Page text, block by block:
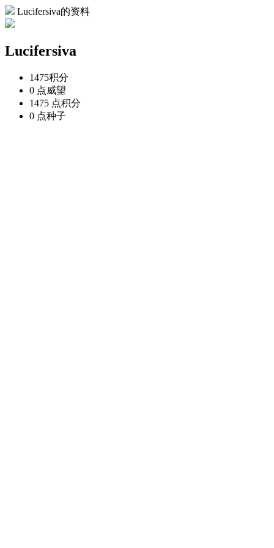
Lucifersiva的资料
Lucifersiva
1475积分
0 点威望
1475 点积分
0 点种子